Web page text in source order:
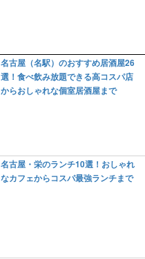
名古屋（名駅）のおすすめ居酒屋26
選！食べ飲み放題できる高コスパ店
からおしゃれな個室居酒屋まで
名古屋・栄のランチ10選！おしゃれ
なカフェからコスパ最強ランチまで